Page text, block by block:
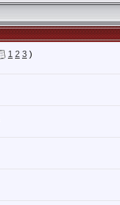
1 2 3 )